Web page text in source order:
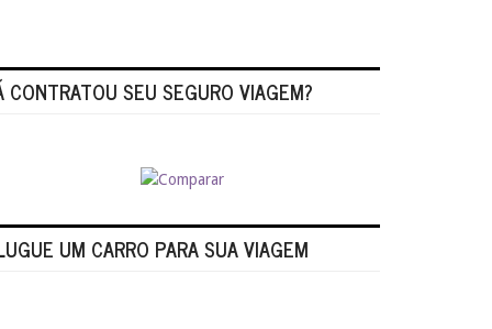
CONTRATOU SEU SEGURO VIAGEM?
UM CARRO PARA SUA VIAGEM